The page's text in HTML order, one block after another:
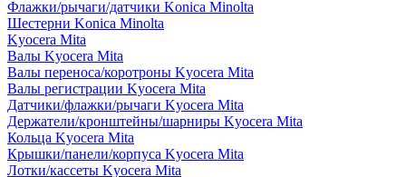
Флажки/рычаги/датчики Konica Minolta
Шестерни Konica Minolta
Kyocera Mita
Валы Kyocera Mita
Валы переноса/коротроны Kyocera Mita
Валы регистрации Kyocera Mita
Датчики/флажки/рычаги Kyocera Mita
Держатели/кронштейны/шарниры Kyocera Mita
Кольца Kyocera Mita
Крышки/панели/корпуса Kyocera Mita
Лотки/кассеты Kyocera Mita